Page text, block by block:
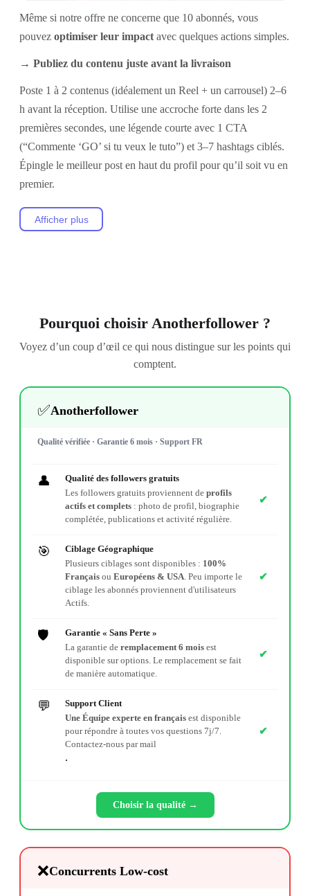
Même si notre offre ne concerne que 10 abonnés, vous
pouvez optimiser leur impact avec quelques actions simples.
→ Publiez du contenu juste avant la livraison
Poste 1 à 2 contenus (idéalement un Reel + un carrousel) 2–6
h avant la réception. Utilise une accroche forte dans les 2
premières secondes, une légende courte avec 1 CTA
(“Commente ‘GO’ si tu veux le tuto”) et 3–7 hashtags ciblés.
Épingle le meilleur post en haut du profil pour qu’il soit vu en
premier.
Afficher plus
Pourquoi choisir Anotherfollower ?
Voyez d’un coup d’œil ce qui nous distingue sur les points qui
comptent.
✅Anotherfollower
Qualité vérifiée · Garantie 6 mois · Support FR
👤 Qualité des followers gratuits
Les followers gratuits proviennent de profils
actifs et complets : photo de profil, biographie
complétée, publications et activité régulière.
✔
🎯 Ciblage Géographique
Plusieurs ciblages sont disponibles : 100%
Français ou Européens & USA. Peu importe le
ciblage les abonnés proviennent d'utilisateurs
Actifs.
✔
🛡️ Garantie « Sans Perte »
La garantie de remplacement 6 mois est
disponible sur options. Le remplacement se fait
de manière automatique.
✔
💬 Support Client
Une Équipe experte en français est disponible
pour répondre à toutes vos questions 7j/7.
Contactez-nous par mail
.
✔
Choisir la qualité →
❌Concurrents Low-cost